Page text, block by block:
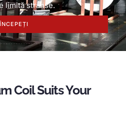
limită strânse.
ÎNCEPEȚI
Coil Suits Your